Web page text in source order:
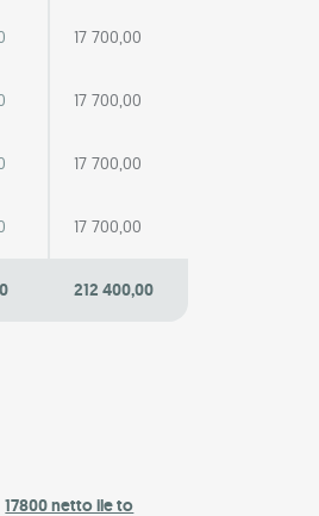
17 700,00
17 700,00
17 700,00
17 700,00
212 400,00
17800 netto ile to